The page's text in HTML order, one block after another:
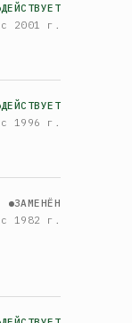
ДЕЙСТВУЕТ
с 2001 г.
ДЕЙСТВУЕТ
с 1996 г.
ЗАМЕНЁН
с 1982 г.